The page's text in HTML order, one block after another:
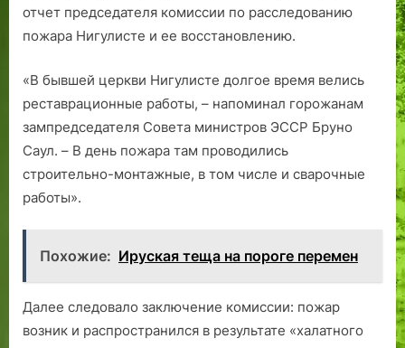
отчет председателя комиссии по расследованию
пожара Нигулисте и ее восстановлению.
«В бывшей церкви Нигулисте долгое время велись
реставрационные работы, – напоминал горожанам
зампредседателя Совета министров ЭССР Бруно
Саул. – В день пожара там проводились
строительно-монтажные, в том числе и сварочные
работы».
Похожие: Ируская теща на пороге перемен
Далее следовало заключение комиссии: пожар
возник и распространился в результате «халатного